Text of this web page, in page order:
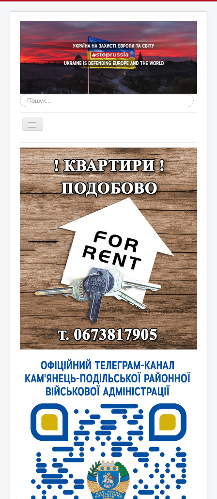
Пошук...
Перемикач
навігації
Головна
Війна Росії з Україною
Оголошення
Новини Кам'янця та регіону
Новини Хмельниччини
Новини України
Новини світу
Контакти та зв'язок
Афіша
Відеоматеріали